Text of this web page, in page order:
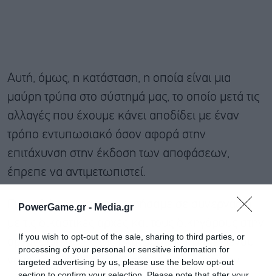
PowerGame.gr - Media.gr
If you wish to opt-out of the sale, sharing to third parties, or
processing of your personal or sensitive information for
targeted advertising by us, please use the below opt-out
Αυτή, όμως, η κατάσταση, η οποία είναι μια
μαύρη τρύπα στο σύστημά μας, το οποίο μετά τις
αλλαγές που έχουμε κάνει αποδίδει με έναν
τρόπο εντυπωσιακό όσον αφορά στην
επιτάχυνση στην έκδοση των αποφάσεων,
έπρεπε να αντιμετωπιστεί.
Για το λόγο αυτό προχωρήσαμε σε συνεργασία
οργάνωση αυτής της πλατφόρμας προκειμένου
να επισπευσθεί η εκδίκαση των υποθέσεων